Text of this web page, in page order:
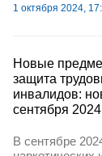
1 октября 2024,
Новые
защита
инвалидов:
сентября 2024
В сентябре